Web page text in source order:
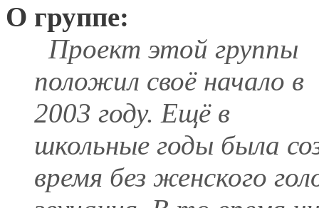
О группе:
Проект этой группы
положил своё начало в
2003 году. Ещё в
школьные годы была
время без женского